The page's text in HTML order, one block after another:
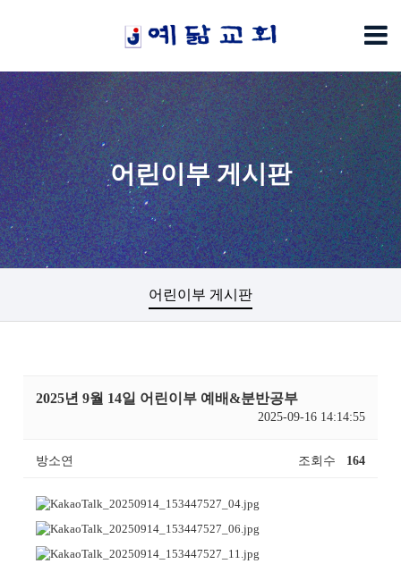
어린이부 게시판
어린이부 게시판
2025년 9월 14일 어린이부 예배&분반공부
2025-09-16 14:14:55
방소연 조회수 164